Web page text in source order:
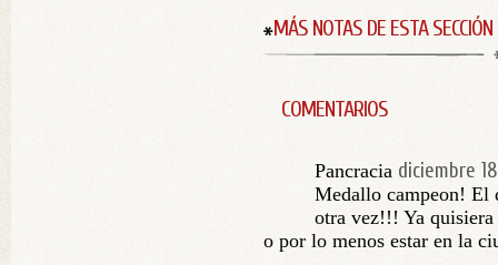
MÁS NOTAS DE ESTA SECCIÓN
COMENTARIOS
Pancracia diciembre
Medallo campeon! El
otra vez!!! Ya
o por lo menos estar en la